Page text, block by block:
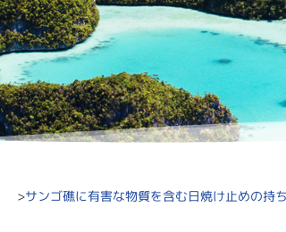
サンゴ礁に有害な物質を含む日焼け止めの持